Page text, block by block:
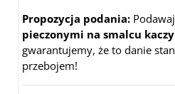
Propozycja podania:
pieczonymi na smalcu
gwarantujemy, że to danie
przebojem!